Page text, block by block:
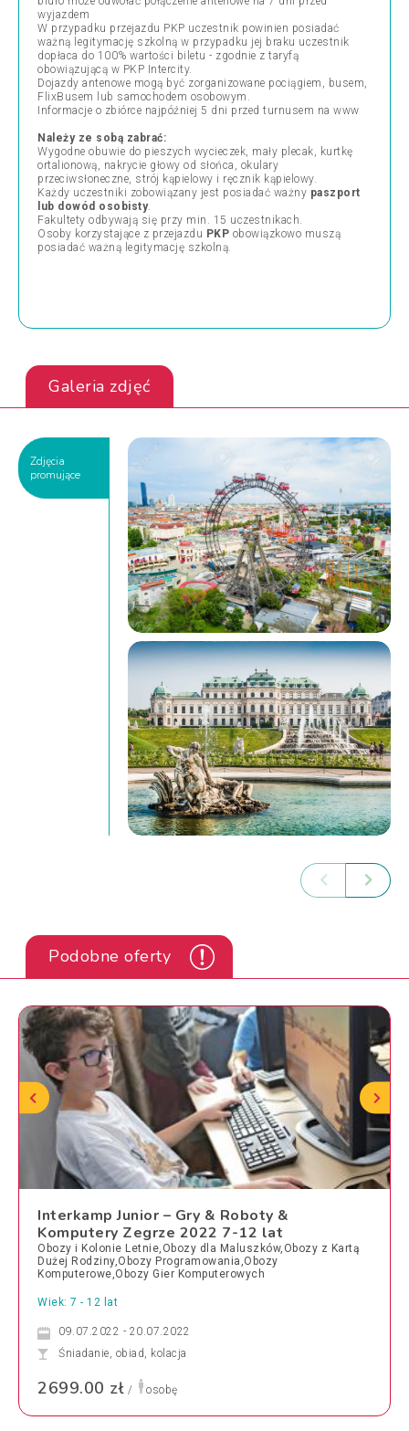
wyjazdem
W przypadku przejazdu PKP uczestnik powinien posiadać
ważną legitymację szkolną w przypadku jej braku uczestnik
dopłaca do 100% wartości biletu - zgodnie z taryfą
obowiązującą w PKP Intercity.
Dojazdy antenowe mogą być zorganizowane pociągiem, busem,
FlixBusem lub samochodem osobowym.
Informacje o zbiórce najpóźniej 5 dni przed turnusem na www
Należy ze sobą zabrać:
Wygodne obuwie do pieszych wycieczek, mały plecak, kurtkę
ortalionową, nakrycie głowy od słońca, okulary
przeciwsłoneczne, strój kąpielowy i ręcznik kąpielowy.
Każdy uczestniki zobowiązany jest posiadać ważny paszport
lub dowód osobisty.
Fakultety odbywają się przy min. 15 uczestnikach.
Osoby korzystające z przejazdu PKP obowiązkowo muszą
posiadać ważną legitymację szkolną.
Galeria zdjęć
Zdjęcia
promujące
Podobne oferty
Interkamp Junior – Gry & Roboty &
Komputery Zegrze 2022 7-12 lat
Obozy i Kolonie Letnie,Obozy dla Maluszków,Obozy z Kartą
Dużej Rodziny,Obozy Programowania,Obozy
Komputerowe,Obozy Gier Komputerowych
Wiek: 7 - 12 lat
09.07.2022 - 20.07.2022
Śniadanie, obiad, kolacja
2699.00 zł / osobę